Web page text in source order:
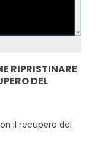
RIPRISTINARE
DEL
il recupero del